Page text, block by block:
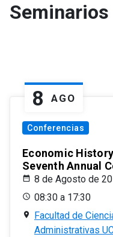
Seminarios
8 AGO
Conferencias
Economic
Seventh Annual
8 de Agosto de
08:30 a 17:30
Facultad de
Administrativas